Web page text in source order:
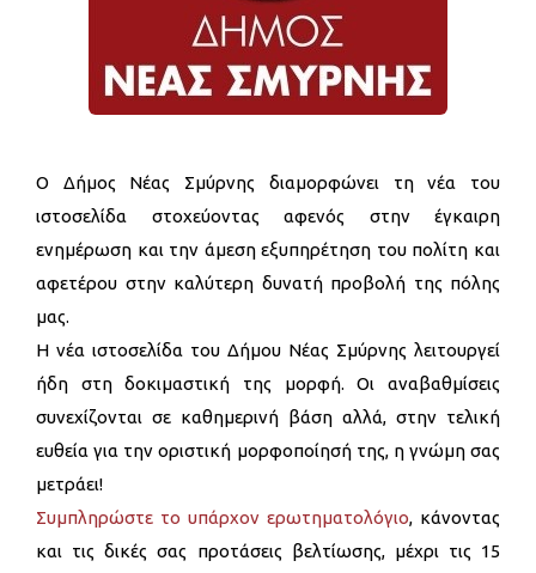
O Δήμος Νέας Σμύρνης διαμορφώνει τη νέα του
ιστοσελίδα στοχεύοντας αφενός στην έγκαιρη
ενημέρωση και την άμεση εξυπηρέτηση του πολίτη και
αφετέρου στην καλύτερη δυνατή προβολή της πόλης
μας.
Η νέα ιστοσελίδα του Δήμου Νέας Σμύρνης λειτουργεί
ήδη στη δοκιμαστική της μορφή. Οι αναβαθμίσεις
συνεχίζονται σε καθημερινή βάση αλλά, στην τελική
ευθεία για την οριστική μορφοποίησή της, η γνώμη σας
μετράει!
Συμπληρώστε το υπάρχον ερωτηματολόγιο, κάνοντας
και τις δικές σας προτάσεις βελτίωσης, μέχρι τις 15